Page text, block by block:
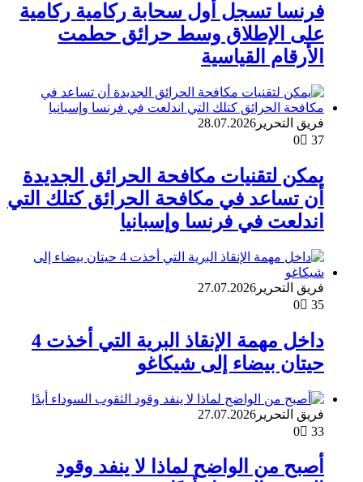
فرنسا تسجل أول سحابة ركامية ركامية
على الإطلاق وسط حرائق حطمت
الأرقام القياسية
فريق التحرير 28.07.2026
0
37
يمكن لتقنيات مكافحة الحرائق الجديدة
أن تساعد في مكافحة الحرائق كتلك التي
اندلعت في فرنسا وإسبانيا
فريق التحرير 27.07.2026
0
35
داخل مهمة الإنقاذ البرية التي أخذت 4
حيتان بيضاء إلى شيكاغو
فريق التحرير 27.07.2026
0
33
أصبح من الواضح لماذا لا ينفد وقود